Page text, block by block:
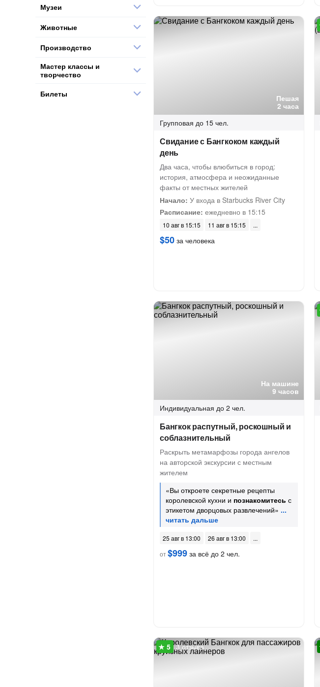
Пешая
2 часа
Групповая до 15 чел.
Свидание с Бангкоком каждый
день
Два часа, чтобы влюбиться в город:
история, атмосфера и неожиданные
факты от местных жителей
Начало: У входа в Starbucks River City
Расписание: ежедневно в 15:15
10 авг в 15:15 11 авг в 15:15
$50 за человека
На машине
9 часов
Индивидуальная до 2 чел.
Бангкок распутный, роскошный и
соблазнительный
Раскрыть метамарфозы города ангелов
на авторской экскурсии с местным
жителем
«Вы откроете секретные рецепты
королевской кухни и познакомитесь с
этикетом дворцовых развлечений»
25 авг в 13:00
26 авг в 13:00
от$999 за всё до 2 чел.
3 отзыва
Музеи
Животные
Производство
Мастер классы и
творчество
Билеты